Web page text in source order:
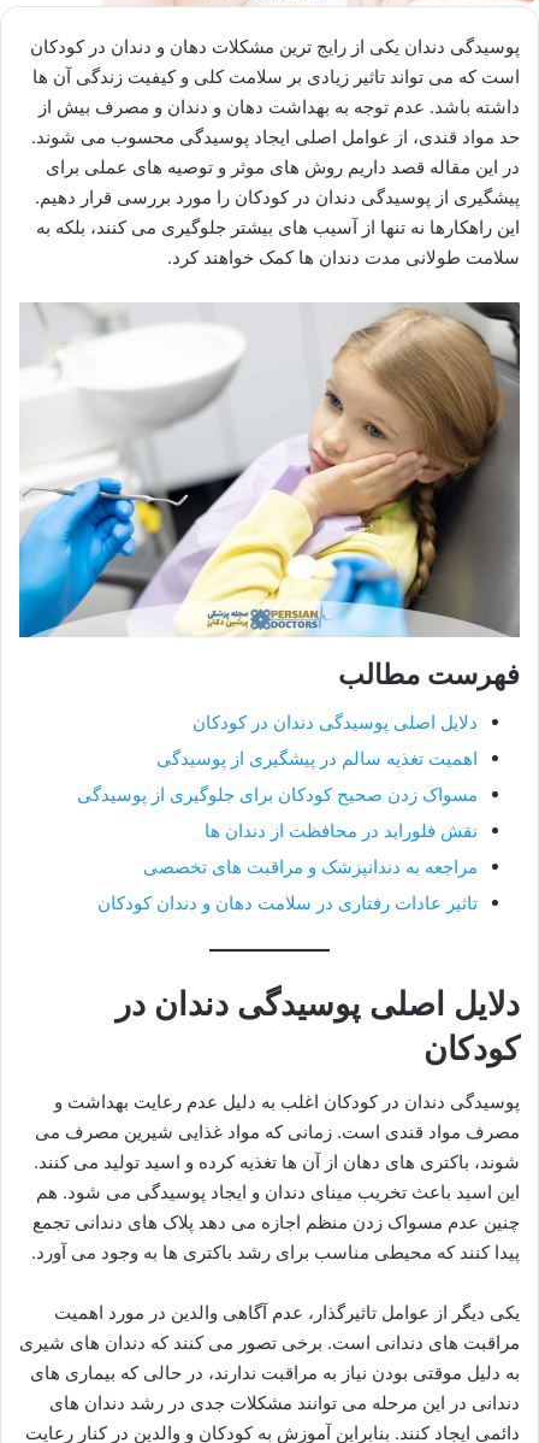
پوسیدگی دندان یکی از رایج ترین مشکلات دهان و دندان در کودکان
است که می تواند تاثیر زیادی بر سلامت کلی و کیفیت زندگی آن ها
داشته باشد. عدم توجه به بهداشت دهان و دندان و مصرف بیش از
حد مواد قندی، از عوامل اصلی ایجاد پوسیدگی محسوب می شوند.
در این مقاله قصد داریم روش های موثر و توصیه های عملی برای
پیشگیری از پوسیدگی دندان در کودکان را مورد بررسی قرار دهیم.
این راهکارها نه تنها از آسیب های بیشتر جلوگیری می کنند، بلکه به
سلامت طولانی مدت دندان ها کمک خواهند کرد.
فهرست مطالب
دلایل اصلی پوسیدگی دندان در کودکان
اهمیت تغذیه سالم در پیشگیری از پوسیدگی
مسواک زدن صحیح کودکان برای جلوگیری از پوسیدگی
نقش فلوراید در محافظت از دندان ها
مراجعه به دندانپزشک و مراقبت های تخصصی
تاثیر عادات رفتاری در سلامت دهان و دندان کودکان
دلایل اصلی پوسیدگی دندان در
کودکان
پوسیدگی دندان در کودکان اغلب به دلیل عدم رعایت بهداشت و
مصرف مواد قندی است. زمانی که مواد غذایی شیرین مصرف می
شوند، باکتری های دهان از آن ها تغذیه کرده و اسید تولید می کنند.
این اسید باعث تخریب مینای دندان و ایجاد پوسیدگی می شود. هم
چنین عدم مسواک زدن منظم اجازه می دهد پلاک های دندانی تجمع
پیدا کنند که محیطی مناسب برای رشد باکتری ها به وجود می آورد.
یکی دیگر از عوامل تاثیرگذار، عدم آگاهی والدین در مورد اهمیت
مراقبت های دندانی است. برخی تصور می کنند که دندان های شیری
به دلیل موقتی بودن نیاز به مراقبت ندارند، در حالی که بیماری های
دندانی در این مرحله می توانند مشکلات جدی در رشد دندان های
دائمی ایجاد کنند. بنابراین آموزش به کودکان و والدین در کنار رعایت